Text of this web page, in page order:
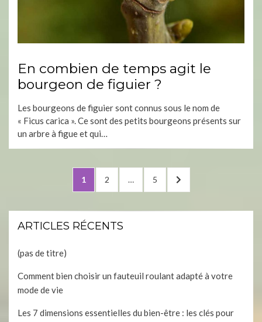
En combien de temps agit le
bourgeon de figuier ?
Les bourgeons de figuier sont connus sous le nom de
« Ficus carica ». Ce sont des petits bourgeons présents sur
un arbre à figue et qui…
Navigation
articles
PAGE
1 PAGE
2 … PAGE
5
NEXT
PAGE
ARTICLES RÉCENTS
(pas de titre)
Comment bien choisir un fauteuil roulant adapté à votre
mode de vie
Les 7 dimensions essentielles du bien-être : les clés pour